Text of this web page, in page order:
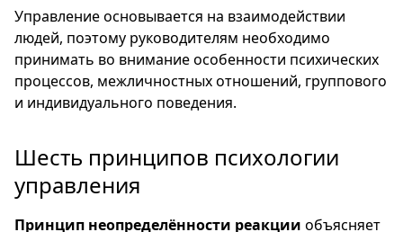
Управление основывается на взаимодействии
людей, поэтому руководителям необходимо
принимать во внимание особенности психических
процессов, межличностных отношений, группового
и индивидуального поведения.
Шесть принципов психологии
управления
Принцип неопределённости реакции объясняет